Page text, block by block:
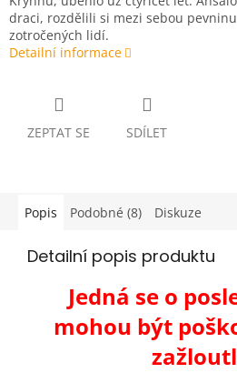
draci, rozdělili si mezi sebou
zotročených lidí.
Detailní informace
ZEPTAT SE SDÍLET
Popis Podobné (8) Diskuze
Detailní popis produktu
Jedná se o
mohou být